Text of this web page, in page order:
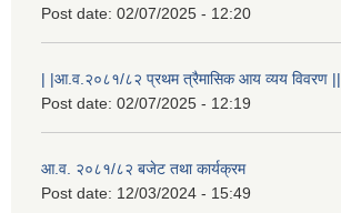
Post date: 02/07/2025 - 12:20
| |आ.व.२०८१/८२ प्रथम त्रैमासिक आय व्यय विवरण ||
Post date: 02/07/2025 - 12:19
आ.व. २०८१/८२ बजेट तथा कार्यक्रम
Post date: 12/03/2024 - 15:49